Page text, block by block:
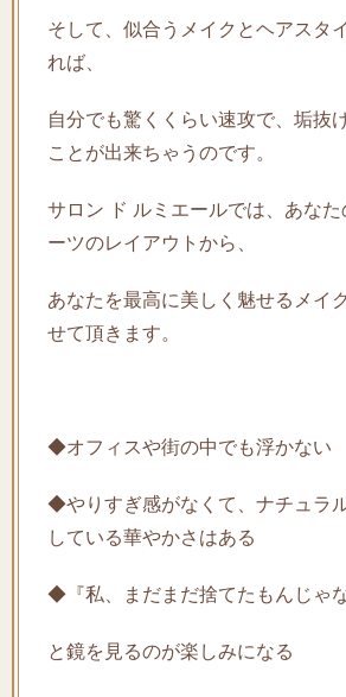
そして、似合うメイクとヘアスタ
れば、
自分でも驚くくらい速攻で、垢抜
ことが出来ちゃうのです。
サロン ド ルミエールでは、あな
ーツのレイアウトから、
あなたを最高に美しく魅せるメイ
せて頂きます。
◆オフィスや街の中でも浮かない
◆やりすぎ感がなくて、ナチュラ
している華やかさはある
◆『私、まだまだ捨てたもんじゃな
と鏡を見るのが楽しみになる